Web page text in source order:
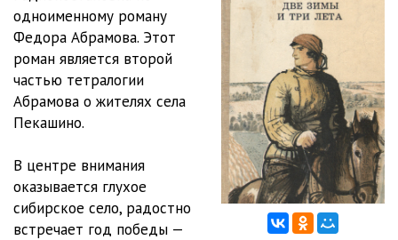
одноименному роману
Федора Абрамова. Этот
роман является второй
частью тетралогии
Абрамова о жителях села
Пекашино.
В центре внимания
оказывается глухое
сибирское село, радостно
встречает год победы —